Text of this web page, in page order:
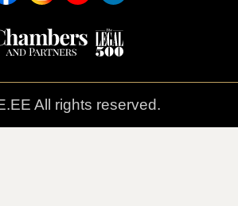
All rights reserved.